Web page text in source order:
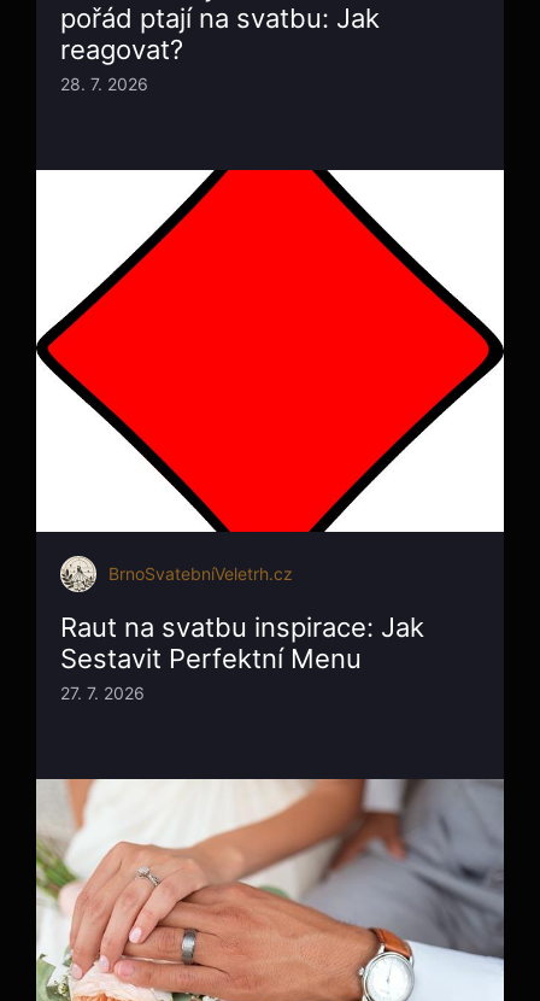
pořád ptají na svatbu: Jak
reagovat?
28. 7. 2026
BrnoSvatebníVeletrh.cz
Raut na svatbu inspirace: Jak
Sestavit Perfektní Menu
27. 7. 2026